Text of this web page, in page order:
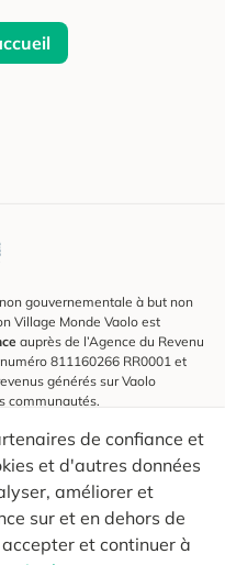
de confiance et
et d'autres données
améliorer et
sur et en dehors de
accepter et continuer à
gouvernementale à but non
Village Monde Vaolo est
auprès de l’Agence du Revenu
811160266 RR0001 et
générés sur Vaolo
communautés.
explorateurs et recevoir des
Envoyer